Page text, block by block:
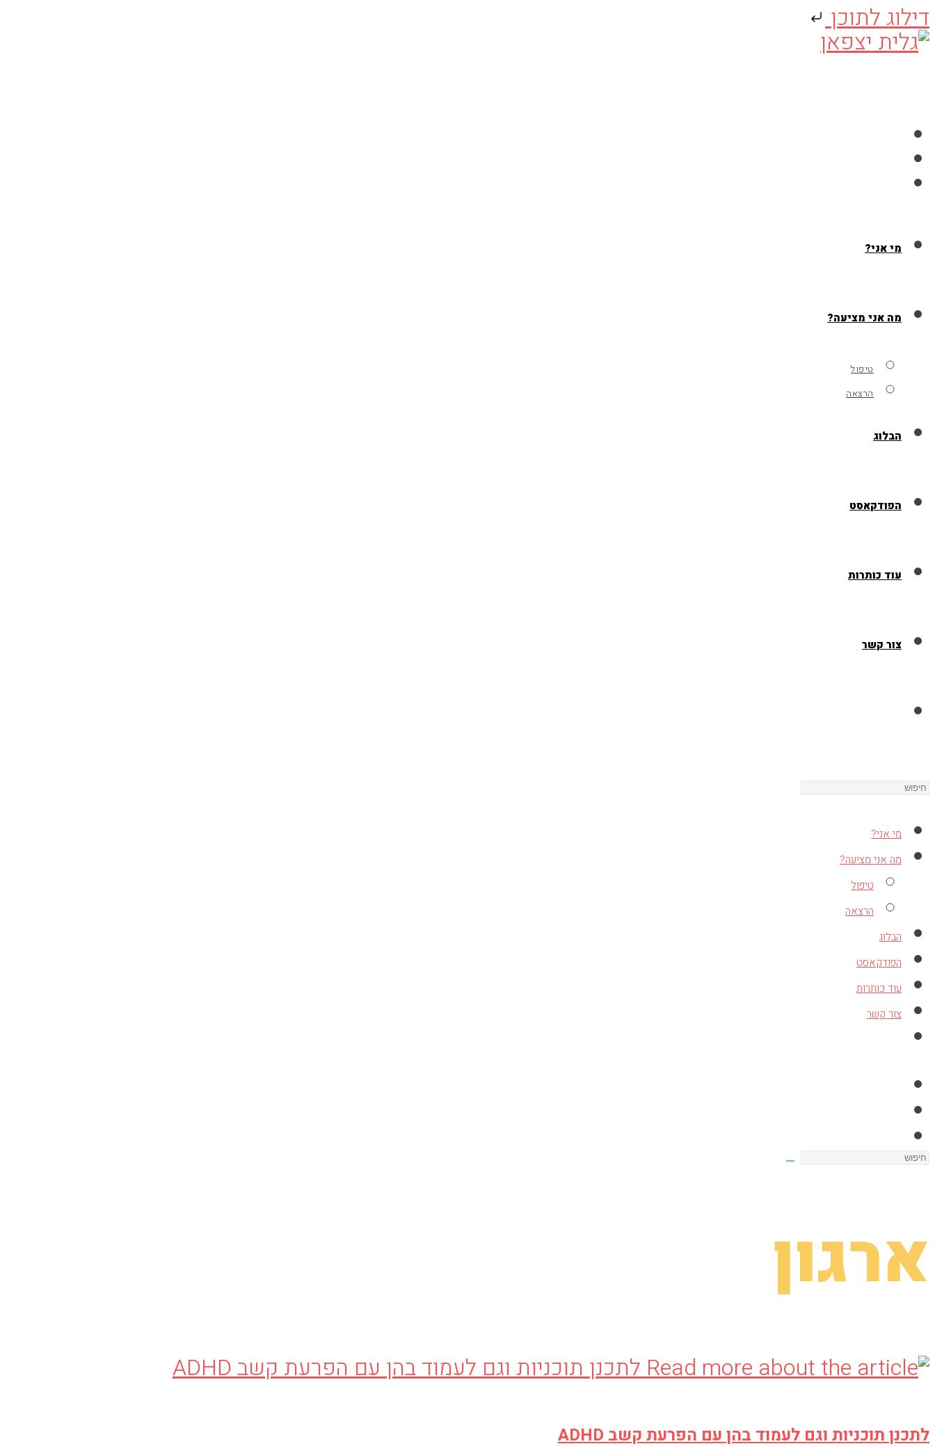
דילוג לתוכן
Skip
מי אני?
מה אני מציעה?
טיפול
הרצאה
הבלוג
הפודקאסט
עוד כותרות
צור קשר
מי אני?
מה אני מציעה?
טיפול
הרצאה
הבלוג
הפודקאסט
עוד כותרות
צור קשר
Search
ארגון
לתכנן תוכניות וגם לעמוד בהן עם הפרעת קשב ADHD